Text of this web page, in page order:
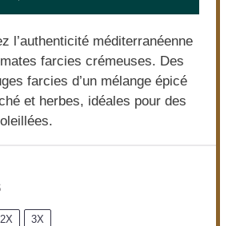
l’authenticité méditerranéenne
farcies crémeuses. Des
farcies d’un mélange épicé
et herbes, idéales pour des
2X 3X